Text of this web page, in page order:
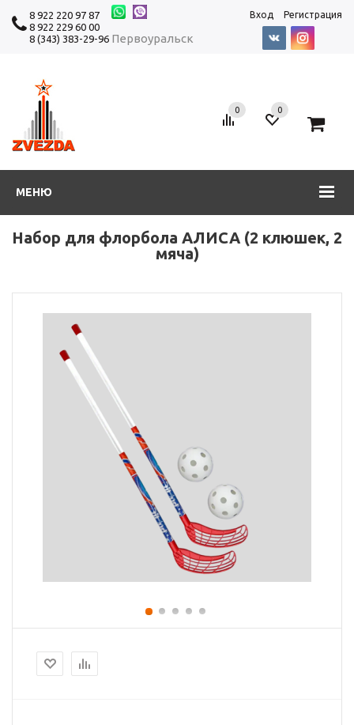
8 922 220 97 87
8 922 229 60 00
8 (343) 383-29-96 Первоуральск
Вход Регистрация
МЕНЮ
0 0
Набор для флорбола АЛИСА (2 клюшек, 2
мяча)